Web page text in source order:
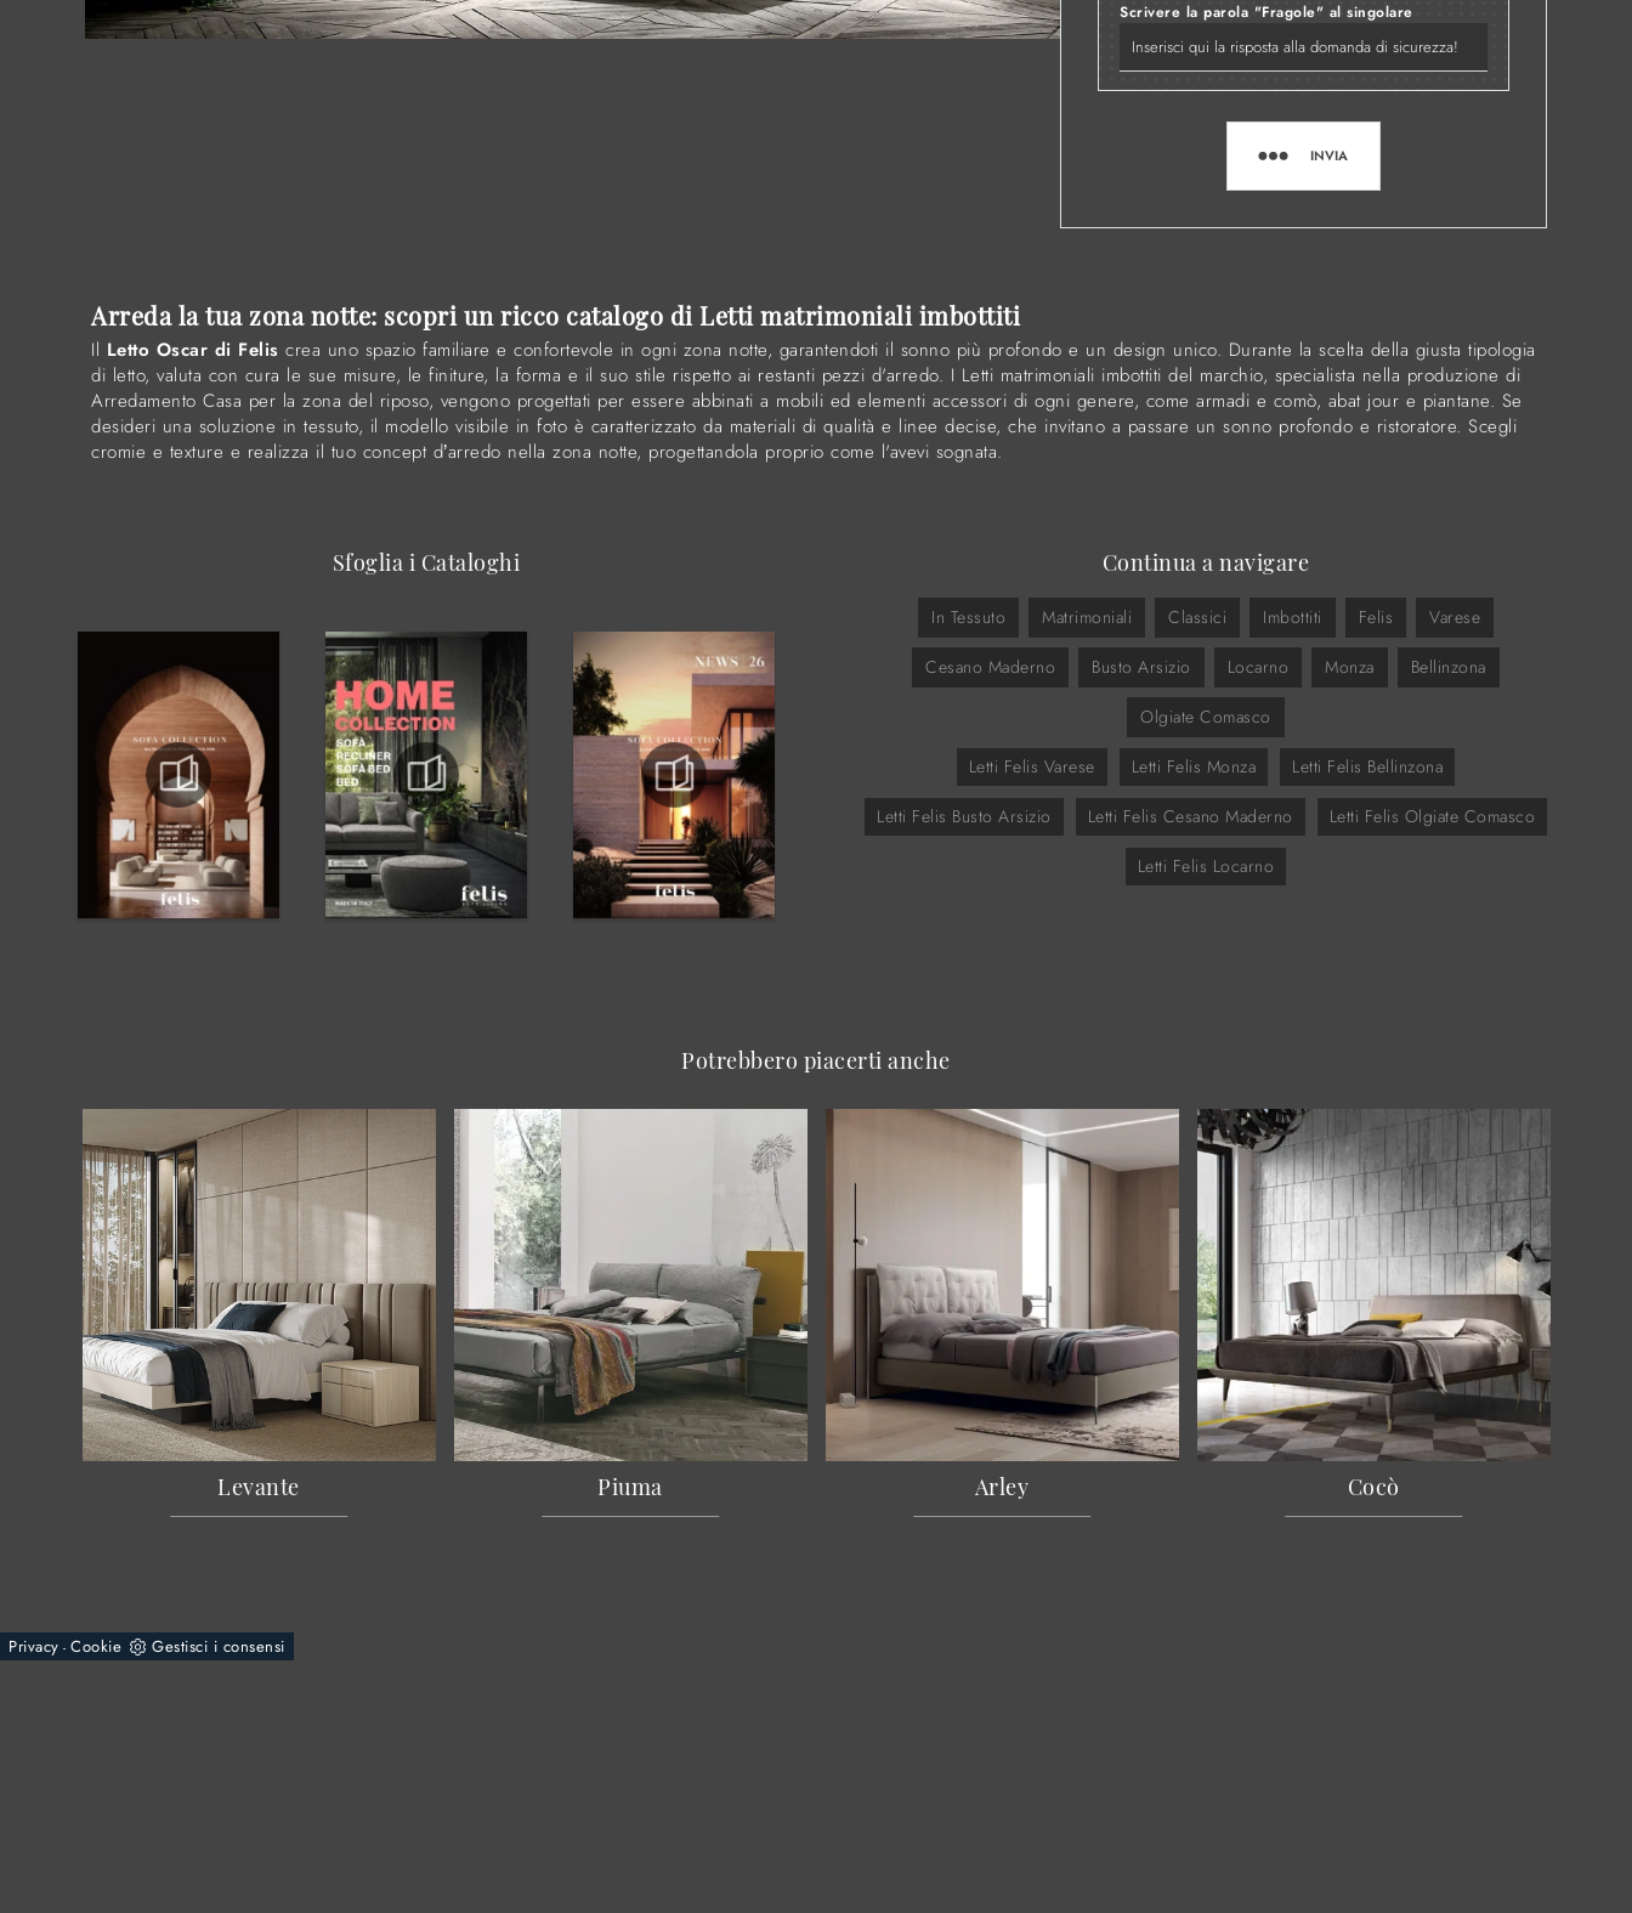
Scrivere la parola "Fragole" al singolare
INVIA
Arreda la tua zona notte: scopri un ricco catalogo di Letti matrimoniali imbottiti
Il Letto Oscar di Felis crea uno spazio familiare e confortevole in ogni zona notte, garantendoti il sonno più profondo e un design unico. Durante la scelta della giusta tipologia
di letto, valuta con cura le sue misure, le finiture, la forma e il suo stile rispetto ai restanti pezzi d'arredo. I Letti matrimoniali imbottiti del marchio, specialista nella produzione di
Arredamento Casa per la zona del riposo, vengono progettati per essere abbinati a mobili ed elementi accessori di ogni genere, come armadi e comò, abat jour e piantane. Se
desideri una soluzione in tessuto, il modello visibile in foto è caratterizzato da materiali di qualità e linee decise, che invitano a passare un sonno profondo e ristoratore. Scegli
cromie e texture e realizza il tuo concept d’arredo nella zona notte, progettandola proprio come l'avevi sognata.
Sfoglia i Cataloghi Continua a navigare
In Tessuto Matrimoniali Classici Imbottiti Felis Varese
Cesano Maderno Busto Arsizio Locarno Monza Bellinzona
Olgiate Comasco
Letti Felis Varese Letti Felis Monza Letti Felis Bellinzona
Letti Felis Busto Arsizio Letti Felis Cesano Maderno Letti Felis Olgiate Comasco
Letti Felis Locarno
Potrebbero piacerti anche
Levante Piuma Arley Cocò
Privacy - Cookie Gestisci i consensi